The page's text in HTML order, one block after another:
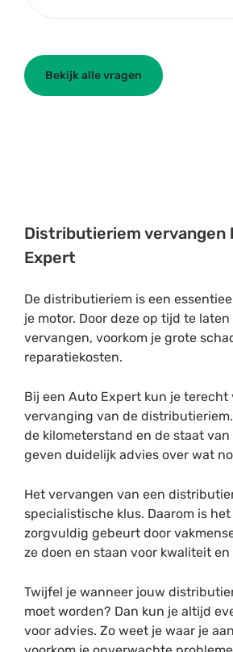
Bekijk alle vragen
Distributieriem vervangen
Expert
De distributieriem is een
je motor. Door deze op tijd te
vervangen, voorkom je grote
reparatiekosten.
Bij een Auto Expert kun je terecht
vervanging van de distributieriem.
de kilometerstand en de staat van
geven duidelijk advies over wat
Het vervangen van een
specialistische klus. Daarom is
zorgvuldig gebeurt door
ze doen en staan voor kwaliteit en
Twijfel je wanneer jouw
moet worden? Dan kun je altijd
voor advies. Zo weet je waar je